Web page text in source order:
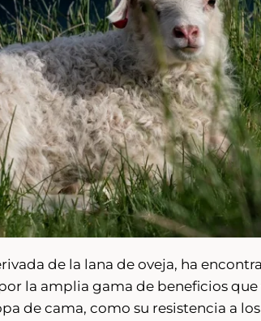
de la lana de oveja, ha
la amplia gama de beneficios
de cama, como su resistencia a